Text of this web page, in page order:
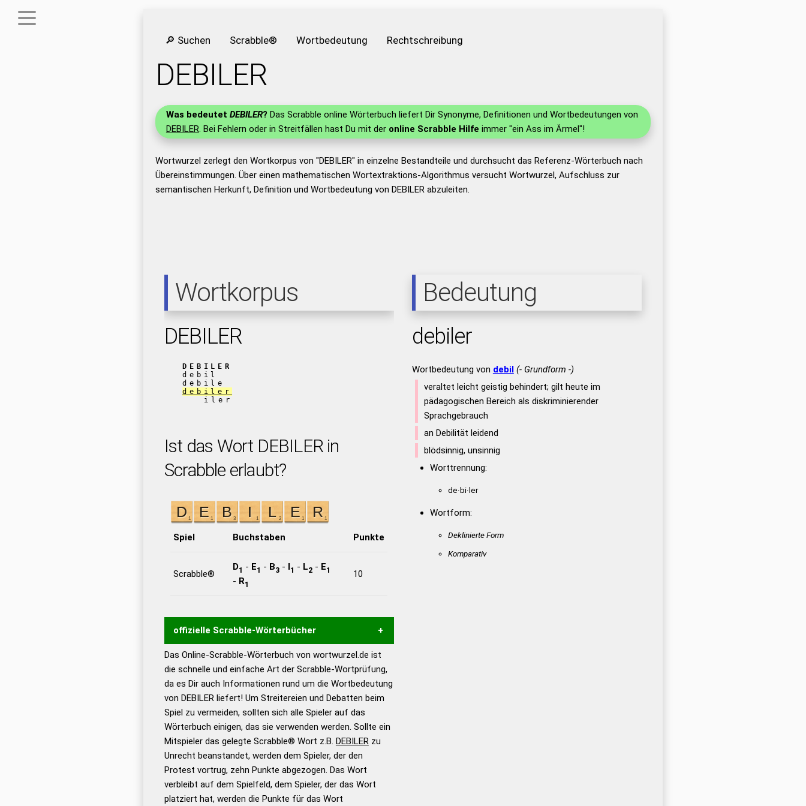
🔎 Suchen Scrabble® Wortbedeutung Rechtschreibung
DEBILER
Was bedeutet DEBILER? Das Scrabble online Wörterbuch liefert Dir Synonyme, Definitionen und Wortbedeutungen von
DEBILER. Bei Fehlern oder in Streitfällen hast Du mit der online Scrabble Hilfe immer "ein Ass im Ärmel"!
Wortwurzel zerlegt den Wortkorpus von "DEBILER" in einzelne Bestandteile und durchsucht das Referenz-Wörterbuch nach
Übereinstimmungen. Über einen mathematischen Wortextraktions-Algorithmus versucht Wortwurzel, Aufschluss zur
semantischen Herkunft, Definition und Wortbedeutung von DEBILER abzuleiten.
Wortkorpus
DEBILER
DEBILER
debil
debile
debiler
iler
Ist das Wort DEBILER in
Scrabble erlaubt?
Spiel Buchstaben Punkte
Scrabble®
D1 - E1 - B3- I1 - L2- E1
- R1
10
offizielle Scrabble-Wörterbücher
Wortwurzel liefert mit Hilfe eines semantischen
Wortanalyse-Algorithmus gute Anhaltspunkte zu
Wortbedeutung, Worttrennung und Wortform, um die
Gültigkeit eines Wortes für das Scrabble-Spiel zu
bestimmen! zugelassene Turnier Scrabble-
Wörterbücher sind:
Duden – Standardwerk in 12
Bänden
Duden – Richtiges und gutes
Das Online-Scrabble-Wörterbuch von wortwurzel.de ist
die schnelle und einfache Art der Scrabble-Wortprüfung,
da es Dir auch Informationen rund um die Wortbedeutung
von DEBILER liefert! Um Streitereien und Debatten beim
Spiel zu vermeiden, sollten sich alle Spieler auf das
Wörterbuch einigen, das sie verwenden werden. Sollte ein
Mitspieler das gelegte Scrabble® Wort z.B. DEBILERzu
Unrecht beanstandet, werden dem Spieler, der den
Protest vortrug, zehn Punkte abgezogen. Das Wort
verbleibt auf dem Spielfeld, dem Spieler, der das Wort
platziert hat, werden die Punkte für das Wort
Bedeutung
debiler
Wortbedeutung von debil (- Grundform -)
veraltet leicht geistig behindert; gilt heute im
pädagogischen Bereich als diskriminierender
Sprachgebrauch
an Debilität leidend
blödsinnig, unsinnig
Worttrennung:
de·bi·ler
Wortform:
Deklinierte Form
Komparativ